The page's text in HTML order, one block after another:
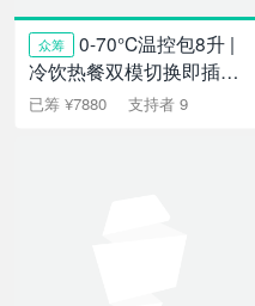
众筹
0-70°C温控包8升 |
冷饮热餐双模切换即插即
用
已筹 ¥7880 支持者 9